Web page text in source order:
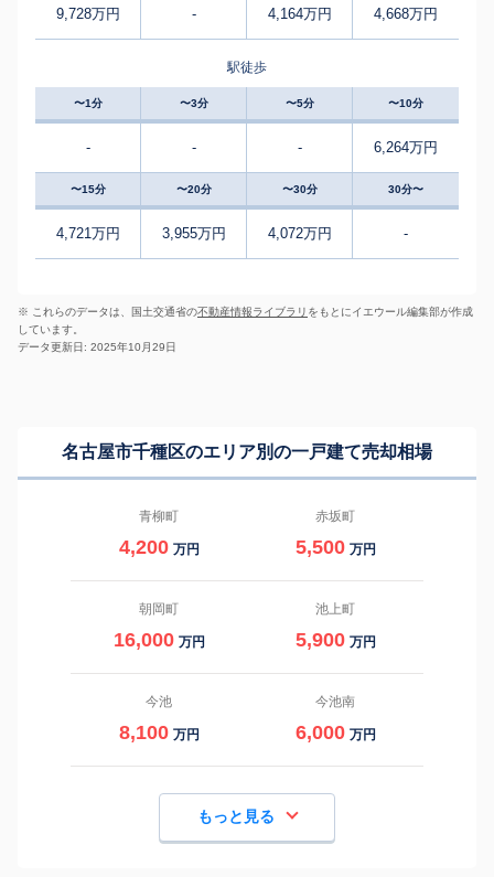
9,728万円 - 4,164万円 4,668万円
駅徒歩
〜1分 〜3分 〜5分 〜10分
- - - 6,264万円
〜15分 〜20分 〜30分 30分〜
4,721万円 3,955万円 4,072万円 -
※ これらのデータは、国土交通省の不動産情報ライブラリ をもとにイエウール編集部が作成
しています。
データ更新日: 2025年10月29日
名古屋市千種区のエリア別の一戸建て売却相場
青柳町
4,200 万円
赤坂町
5,500 万円
朝岡町
16,000 万円
池上町
5,900 万円
今池
8,100 万円
今池南
6,000 万円
もっと見る